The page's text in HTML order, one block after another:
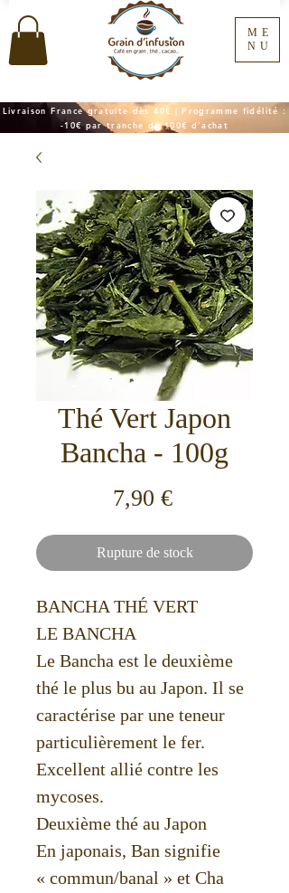
Livraison France gratuite dès 40€ | Programme fidélité :
-10€ par tranche de 100€ d'achat
ME
NU
Thé Vert Japon
Bancha - 100g
7,90 €Prix
Rupture de stock
BANCHA THÉ VERT
LE BANCHA
Le Bancha est le deuxième
thé le plus bu au Japon. Il se
caractérise par une teneur
particulièrement le fer.
Excellent allié contre les
mycoses.
Deuxième thé au Japon
En japonais, Ban signifie
« commun/banal » et Cha